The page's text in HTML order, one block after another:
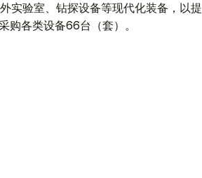
实验室、钻探设备等现代化装备，以提
购各类设备66台（套）。